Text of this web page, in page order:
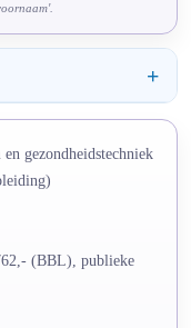
gezondheidstechniek
(BBL), publieke